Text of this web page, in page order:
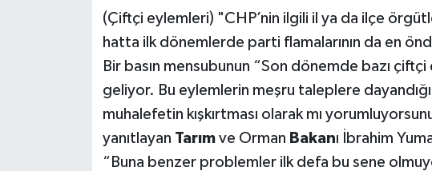
(Çiftçi eylemleri) "CHP’nin ilgili il ya da ilçe
hatta ilk dönemlerde parti flamalarının da en
Bir basın mensubunun “Son dönemde bazı
geliyor. Bu eylemlerin meşru taleplere
muhalefetin kışkırtması olarak mı
yanıtlayan Tarımve Orman Bakanı İbrahim
“Buna benzer problemler ilk defa bu sene